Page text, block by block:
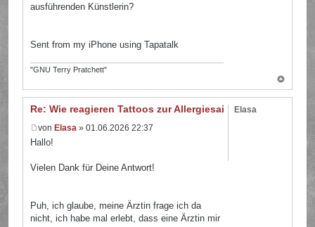
ausführenden Künstlerin?
Sent from my iPhone using Tapatalk
"GNU Terry Pratchett"
Re: Wie reagieren Tattoos zur Allergiesaison?
von Elasa » 01.06.2026 22:37
Hallo!
Vielen Dank für Deine Antwort!
Puh, ich glaube, meine Ärztin frage ich da
nicht, ich habe mal erlebt, dass eine Ärztin mir
Elasa